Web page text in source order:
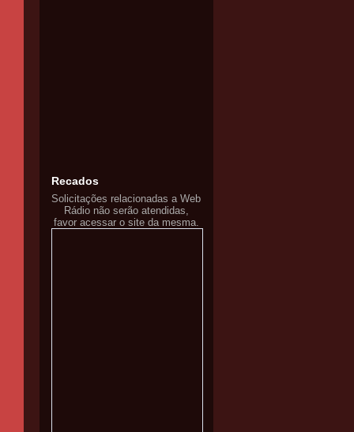
Recados
Solicitações relacionadas a Web
Rádio não serão atendidas,
favor acessar o site da mesma.